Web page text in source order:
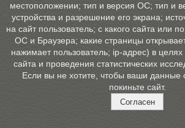
местоположении; тип и версия ОС; тип и
устройства и разрешение его экрана;
на сайт пользователь; с какого сайта или
ОС и Браузера; какие страницы
нажимает пользователь; ip-адрес) в
сайта и проведения статистических
Если вы не хотите, чтобы ваши данные
покиньте сайт.
Согласен